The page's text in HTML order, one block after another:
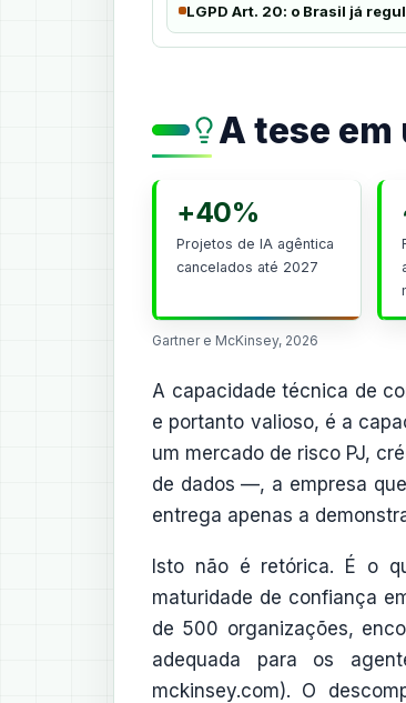
LGPD Art. 20: o Brasil já
A tese em
+40%
Projetos de IA agêntica
cancelados até 2027
Gartner e McKinsey, 2026
A capacidade técnica de
e portanto valioso, é a
um mercado de risco PJ,
de dados —, a empresa
entrega apenas a
Isto não é retórica. É o
maturidade de confiança
de 500 organizações,
adequada para os
mckinsey.com). O